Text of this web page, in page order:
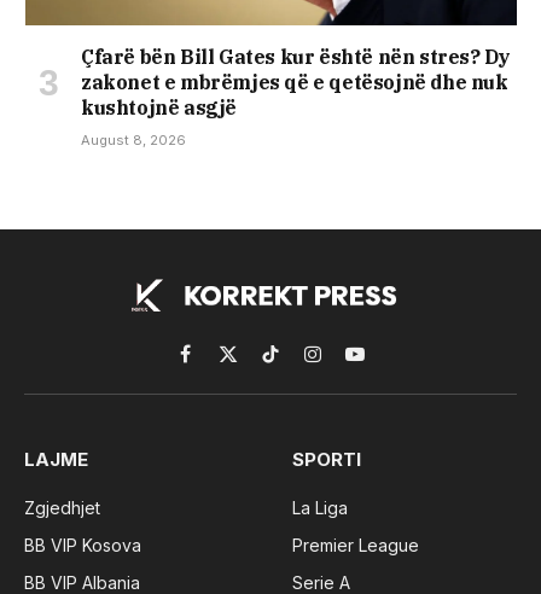
Çfarë bën Bill Gates kur është nën stres? Dy
zakonet e mbrëmjes që e qetësojnë dhe nuk
kushtojnë asgjë
August 8, 2026
Facebook
X
(Twitter)
TikTokInstagramYouTube
LAJME
Zgjedhjet
BB VIP Kosova
BB VIP Albania
SPORTI
La Liga
Premier League
Serie A